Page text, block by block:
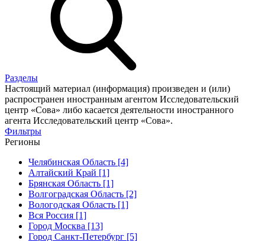
Разделы
Настоящий материал (информация) произведен и (или)
распространен иностранным агентом Исследовательский
центр «Сова» либо касается деятельности иностранного
агента Исследовательский центр «Сова».
Фильтры
Регионы
Челябинская Область [4]
Алтайский Край [1]
Брянская Область [1]
Волгоградская Область [2]
Вологодская Область [1]
Вся Россия [1]
Город Москва [13]
Город Санкт-Петербург [5]